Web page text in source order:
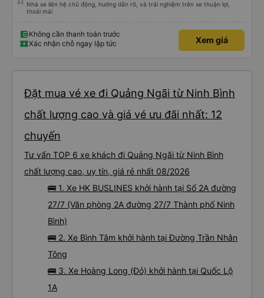
Nhà xe liên hệ chủ động, hướng dẫn rõ, và trải nghiệm trên xe thuận lợi,
thoải mái
Không cần thanh toán trước
Xác nhận chỗ ngay lập tức
Xem giá
Đặt mua vé xe đi Quảng Ngãi từ Ninh Bình
chất lượng cao và giá vé ưu đãi nhất: 12
chuyến
Tư vấn TOP 6 xe khách đi Quảng Ngãi từ Ninh Bình
chất lượng cao, uy tín, giá rẻ nhất 08/2026
🚌 1. Xe HK BUSLINES khởi hành tại Số 2A đường
27/7 (Văn phòng 2A đường 27/7 Thành phố Ninh
Bình)
🚌 2. Xe Bình Tâm khởi hành tại Đường Trần Nhân
Tông
🚌 3. Xe Hoàng Long (Đỏ) khởi hành tại Quốc Lộ
1A